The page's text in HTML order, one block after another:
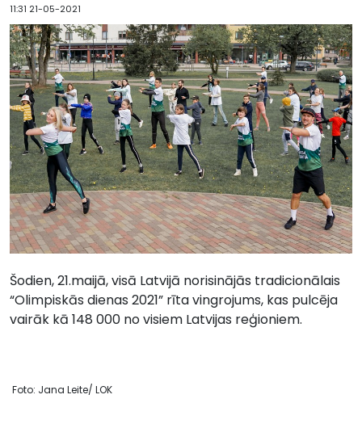
11:31 21-05-2021
Šodien, 21.maijā, visā Latvijā norisinājās tradicionālais
“Olimpiskās dienas 2021” rīta vingrojums, kas pulcēja
vairāk kā 148 000 no visiem Latvijas reģioniem.
Foto: Jana Leite/ LOK